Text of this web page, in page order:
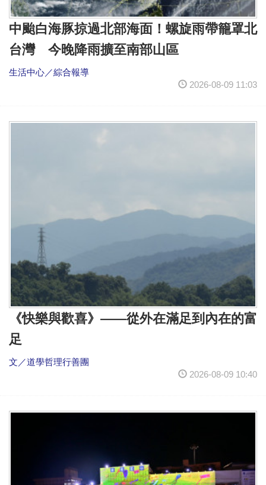
中颱白海豚掠過北部海面！螺旋雨帶籠罩北
台灣 今晚降雨擴至南部山區
生活中心／綜合報導
2026-08-09 11:03
《快樂與歡喜》——從外在滿足到內在的富
足
文／道學哲理⾏善團
2026-08-09 10:40